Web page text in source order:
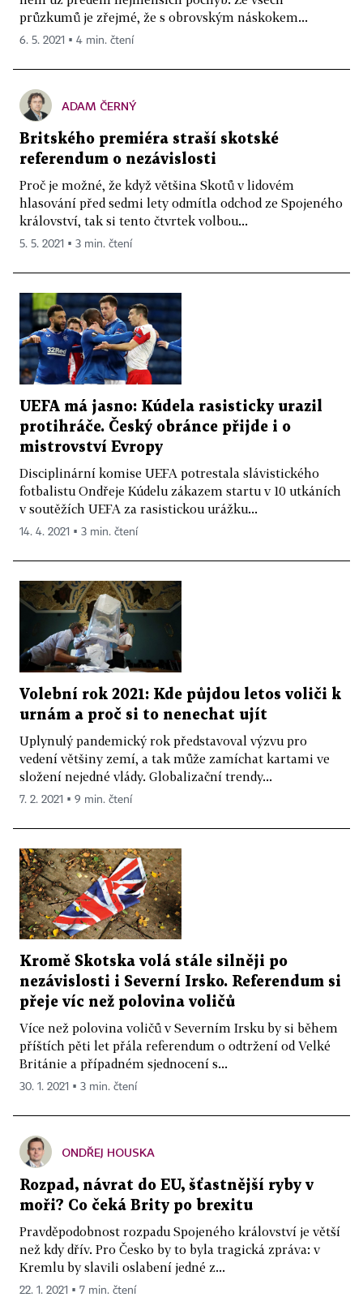
průzkumů je zřejmé, že s obrovským náskokem...
6. 5. 2021 ▪ 4 min. čtení
ADAM ČERNÝ
Britského premiéra straší skotské
referendum o nezávislosti
Proč je možné, že když většina Skotů v lidovém
hlasování před sedmi lety odmítla odchod ze Spojeného
království, tak si tento čtvrtek volbou...
5. 5. 2021 ▪ 3 min. čtení
UEFA má jasno: Kúdela rasisticky urazil
protihráče. Český obránce přijde i o
mistrovství Evropy
Disciplinární komise UEFA potrestala slávistického
fotbalistu Ondřeje Kúdelu zákazem startu v 10 utkáních
v soutěžích UEFA za rasistickou urážku...
14. 4. 2021 ▪ 3 min. čtení
Volební rok 2021: Kde půjdou letos voliči k
urnám a proč si to nenechat ujít
Uplynulý pandemický rok představoval výzvu pro
vedení většiny zemí, a tak může zamíchat kartami ve
složení nejedné vlády. Globalizační trendy...
7. 2. 2021 ▪ 9 min. čtení
Kromě Skotska volá stále silněji po
nezávislosti i Severní Irsko. Referendum si
přeje víc než polovina voličů
Více než polovina voličů v Severním Irsku by si během
příštích pěti let přála referendum o odtržení od Velké
Británie a případném sjednocení s...
30. 1. 2021 ▪ 3 min. čtení
ONDŘEJ HOUSKA
Rozpad, návrat do EU, šťastnější ryby v
moři? Co čeká Brity po brexitu
Pravděpodobnost rozpadu Spojeného království je větší
než kdy dřív. Pro Česko by to byla tragická zpráva: v
Kremlu by slavili oslabení jedné z...
22. 1. 2021 ▪ 7 min. čtení